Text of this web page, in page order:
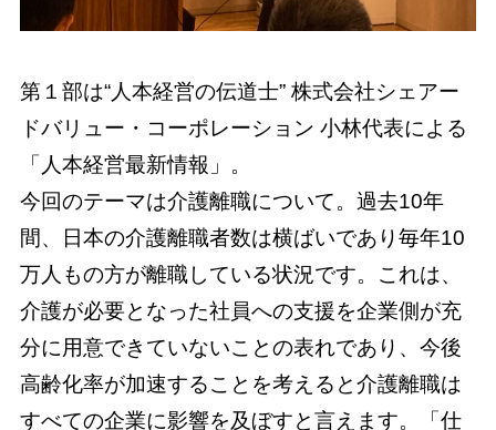
第１部は“人本経営の伝道士” 株式会社シェアー
ドバリュー・コーポレーション 小林代表による
「人本経営最新情報」。
今回のテーマは介護離職について。過去10年
間、日本の介護離職者数は横ばいであり毎年10
万人もの方が離職している状況です。これは、
介護が必要となった社員への支援を企業側が充
分に用意できていないことの表れであり、今後
高齢化率が加速することを考えると介護離職は
すべての企業に影響を及ぼすと言えます。「仕